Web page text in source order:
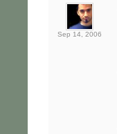
Sep 14, 2006